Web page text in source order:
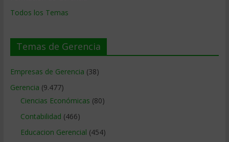
Todos los Temas
Temas de Gerencia
Empresas de Gerencia (38)
Gerencia (9.477)
Ciencias Económicas (80)
Contabilidad (466)
Educacion Gerencial (454)